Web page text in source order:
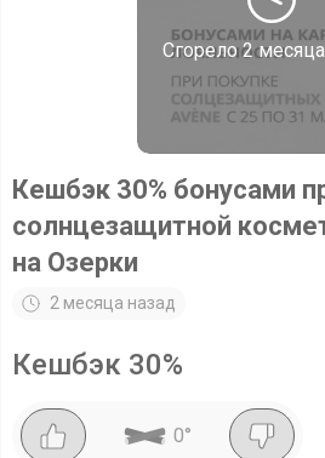
Сгорело2
Кешбэк 30% бонусами
солнцезащитной
на Озерки
2 месяца назад
Кешбэк 30%
0°